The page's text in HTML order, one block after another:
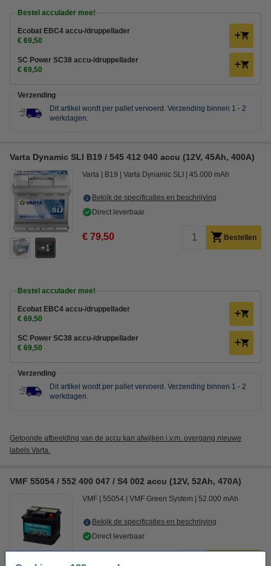
Bestel acculader mee!
Ecobat EBC4 accu-/druppellader
€ 69,50
SC Power SC38 accu-/druppellader
€ 69,50
Verzending
Dit artikel wordt per pallet vervoerd. Verzending binnen 1 - 2
werkdagen.
Varta Dynamic SLI B19 / 545 412 040 accu (12V, 45Ah, 400A)
1
Varta B19 Varta Dynamic SLI 45.000 mAh
Bekijk de specificaties en beschrijving
Direct leverbaar
€ 79,50 Bestellen
Bestel acculader mee!
Ecobat EBC4 accu-/druppellader
€ 69,50
SC Power SC38 accu-/druppellader
€ 69,50
Verzending
Dit artikel wordt per pallet vervoerd. Verzending binnen 1 - 2
werkdagen.
Getoonde afbeelding van de accu kan afwijken i.v.m. overgang nieuwe
labels Varta.
VMF 55054 / 552 400 047 / S4 002 accu (12V, 52Ah, 470A)
VMF 55054 VMF Green System 52.000 mAh
Bekijk de specificaties en beschrijving
Direct leverbaar